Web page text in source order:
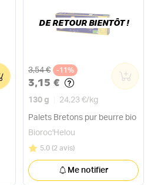
Ancien prix
3,54 € -11%
3,15 €
130 g 24,23 €/ kg
Palets Bretons pur beurre bio
0
Bioroc'Helou
Note
5.0 sur 5
(2 avis)
DE RETOUR BIENTÔT !
Me notifier